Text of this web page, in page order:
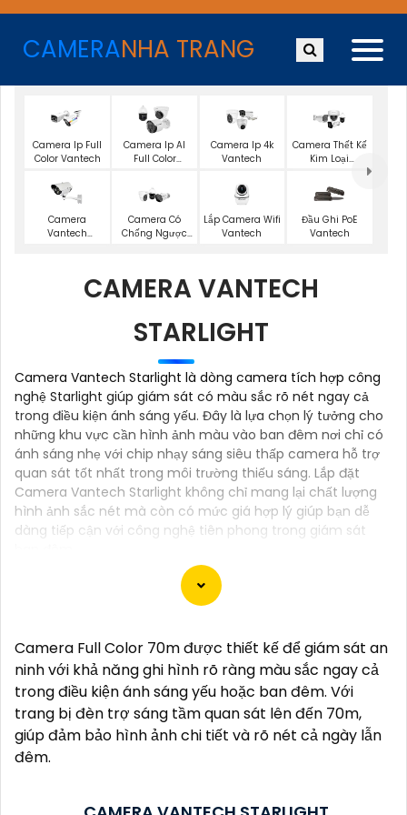
CAMERANHA TRANG
Camera Ip Full
Color Vantech
Camera Ip AI
Full Color
Camera Ip 4k
Vantech
Camera Thết Kế
Kim Loại
Camera
Vantech
Camera Có
Chống Ngược
Lắp Camera Wifi
Vantech
Đầu Ghi PoE
Vantech
CAMERA VANTECH
STARLIGHT
Camera Vantech Starlight là dòng camera tích hợp công
nghệ Starlight giúp giám sát có màu sắc rõ nét ngay cả
trong điều kiện ánh sáng yếu. Đây là lựa chọn lý tưởng cho
những khu vực cần hình ảnh màu vào ban đêm nơi chỉ có
ánh sáng nhẹ với chip nhạy sáng siêu thấp camera hỗ trợ
quan sát tốt nhất trong môi trường thiếu sáng. Lắp đặt
Camera Vantech Starlight không chỉ mang lại chất lượng
hình ảnh sắc nét mà còn có mức giá hợp lý giúp bạn dễ
dàng tiếp cận với công nghệ tiên phong trong giám sát
Camera Vantech là một thương hiệu camera an
ninh hàng đầu tại Việt Nam, chúng được thiết kế với
công nghệ hiện đại và chất lượng cao để khẳng định
an ninh và giám sát tốt cho ngôi nhà, cửa hàng, văn
phòng hoặc doanh nghiệp của bạn.
Vantech Việt Nam cung cấp các dòng sản phẩm
Camera Full Color 70m được thiết kế để giám sát an
ninh với khả năng ghi hình rõ ràng màu sắc ngay cả
trong điều kiện ánh sáng yếu hoặc ban đêm. Với
trang bị đèn trợ sáng tầm quan sát lên đến 70m,
giúp đảm bảo hình ảnh chi tiết và rõ nét cả ngày lẫn
đêm.